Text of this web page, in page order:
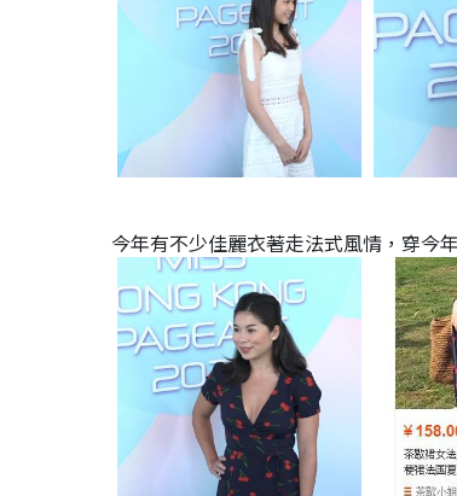
今年有不少佳麗衣著走法式風情，穿今